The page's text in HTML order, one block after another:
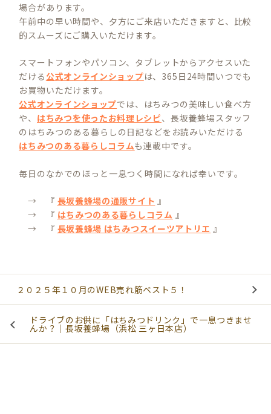
場合があります。
午前中の早い時間や、夕方にご来店いただきますと、比較
的スムーズにご購入いただけます。
スマートフォンやパソコン、タブレットからアクセスいた
だける 公式オンラインショップは、365日24時間いつでも
お買物いただけます。
公式オンラインショップでは、はちみつの美味しい食べ方
や、 はちみつを使ったお料理レシピ、長坂養蜂場スタッフ
のはちみつのある暮らしの日記などをお読みいただける
はちみつのある暮らしコラムも連載中です。
毎日のなかでのほっと一息つく時間になれば幸いです。
→ 『 長坂養蜂場の通販サイト 』
→ 『 はちみつのある暮らしコラム 』
→ 『 長坂養蜂場 はちみつスイーツアトリエ 』
２０２５年１０月のWEB売れ筋ベスト５！
ドライブのお供に「はちみつドリンク」で一息つきませ
んか？｜長坂養蜂場（浜松 三ヶ日本店）